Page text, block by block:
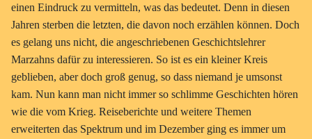
einen Eindruck zu vermitteln, was das bedeutet. Denn in diesen
Jahren sterben die letzten, die davon noch erzählen können. Doch
es gelang uns nicht, die angeschriebenen Geschichtslehrer
Marzahns dafür zu interessieren. So ist es ein kleiner Kreis
geblieben, aber doch groß genug, so dass niemand je umsonst
kam. Nun kann man nicht immer so schlimme Geschichten hören
wie die vom Krieg. Reiseberichte und weitere Themen
erweiterten das Spektrum und im Dezember ging es immer um